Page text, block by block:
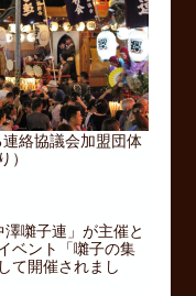
絡協議会加盟団体
囃子連」が主催と
ベント「囃子の集
て開催されまし